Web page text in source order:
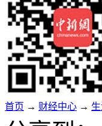
首页 → 财经中心 →